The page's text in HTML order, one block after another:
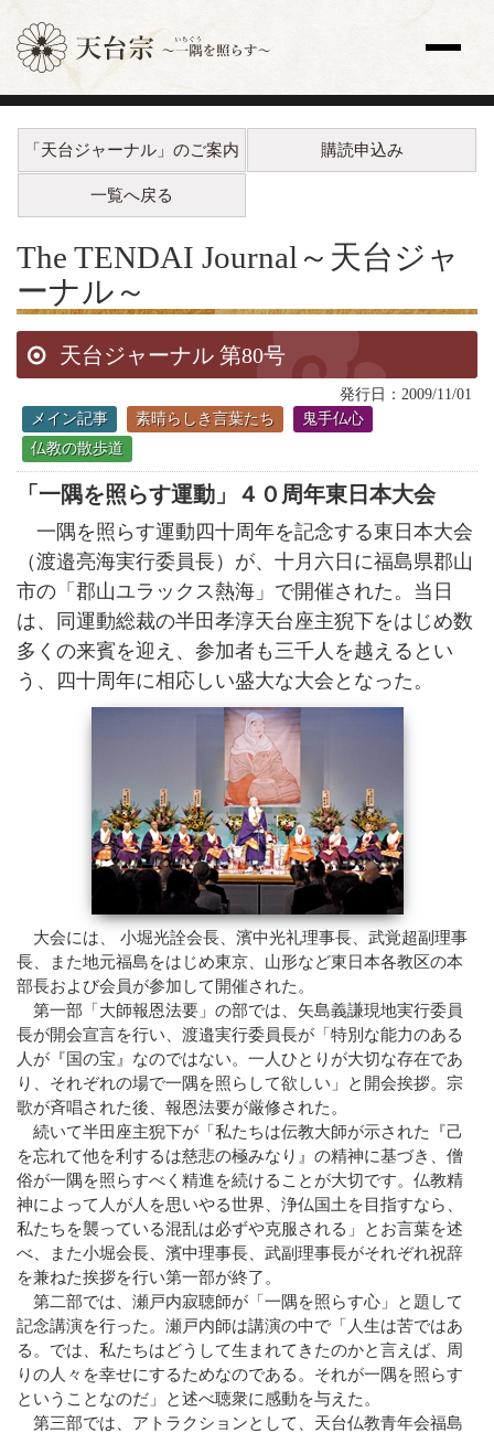
サイト内検索
トップページ
更新情報一覧
教え
歴史と人物
宗祖・高祖・祖師・開祖
天台座主
法要
天台声明（てんだいしょうみょう）
全国の寺院
主な寺院
海外の寺院
寺院検索
寺院紹介
天台宗リンク集
全国の行事
行事報告
出版刊行物
天台ブックレット
天台ジャーナル
年中行事リーフレット(しおり)
天台宗開運招福カレンダー
ともしび(バックナンバー)
僧侶になるには
天台の主張
比叡山宗教サミット
災害時における天台宗の取り組み
檀信徒のお勤めの作法と心得
年中行事・歳時記
葬儀と供養について
Q&A
法話集
天台青少年比叡山の集いのご案内
天台宗務庁
一隅を照らす運動総本部
天台宗典編纂所
各地の宗務所
関連機関
サイトマップ
English
中文
한국어
「天台ジャーナル」のご案内 購読申込み
一覧へ戻る
The TENDAI Journal ～天台ジャ
ーナル～
天台ジャーナル 第80号
発行日：2009/11/01
メイン記事
素晴らしき言葉たち
鬼手仏心
仏教の散歩道
「一隅を照らす運動」４０周年東日本大会
一隅を照らす運動四十周年を記念する東日本大会
（渡邉亮海実行委員長）が、十月六日に福島県郡山
市の「郡山ユラックス熱海」で開催された。当日
は、同運動総裁の半田孝淳天台座主猊下をはじめ数
多くの来賓を迎え、参加者も三千人を越えるとい
う、四十周年に相応しい盛大な大会となった。
大会には、 小堀光詮会長、濱中光礼理事長、武覚超副理事
長、また地元福島をはじめ東京、山形など東日本各教区の本
部長および会員が参加して開催された。
第一部「大師報恩法要」の部では、矢島義謙現地実行委員
長が開会宣言を行い、渡邉実行委員長が「特別な能力のある
人が『国の宝』なのではない。一人ひとりが大切な存在であ
り、それぞれの場で一隅を照らして欲しい」と開会挨拶。宗
歌が斉唱された後、報恩法要が厳修された。
続いて半田座主猊下が「私たちは伝教大師が示された『己
を忘れて他を利するは慈悲の極みなり』の精神に基づき、僧
俗が一隅を照らすべく精進を続けることが大切です。仏教精
神によって人が人を思いやる世界、浄仏国土を目指すなら、
私たちを襲っている混乱は必ずや克服される」とお言葉を述
べ、また小堀会長、濱中理事長、武副理事長がそれぞれ祝辞
を兼ねた挨拶を行い第一部が終了。
第二部では、瀬戸内寂聴師が「一隅を照らす心」と題して
記念講演を行った。瀬戸内師は講演の中で「人生は苦ではあ
る。では、私たちはどうして生まれてきたのかと言えば、周
りの人々を幸せにするためなのである。それが一隅を照らす
ということなのだ」と述べ聴衆に感動を与えた。
第三部では、アトラクションとして、天台仏教青年会福島